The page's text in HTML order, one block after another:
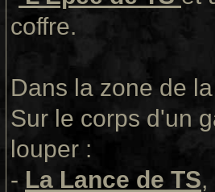
coffre.
Dans la zone de
Sur le corps d'un
louper :
- La Lance de TS,